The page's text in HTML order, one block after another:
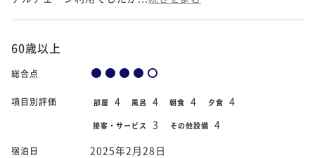
60歳以上
総合点
項目別評価 部屋 4 風呂 4 朝食 4 夕食 4
接客・サービス 3 その他設備 4
宿泊日 2025年2月28日